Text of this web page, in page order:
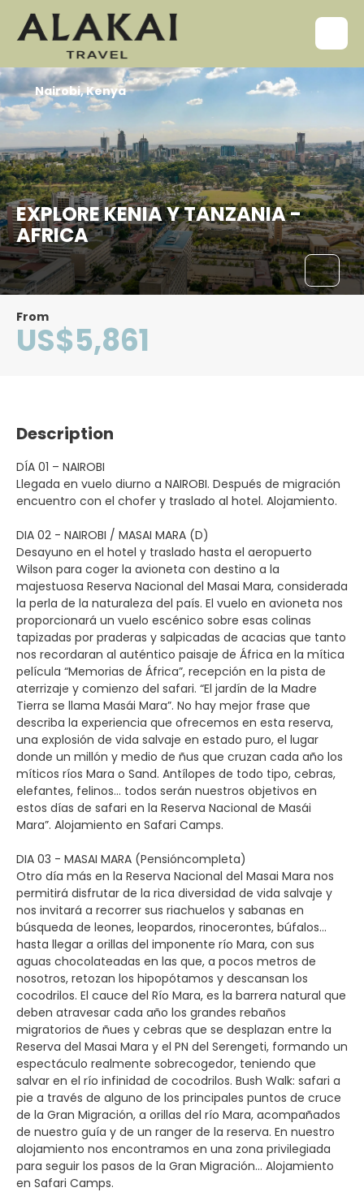
EXPLORE KENIA Y TANZANIA -
AFRICA
Nairobi, Kenya
From
US$5,861
Description
DÍA 01 – NAIROBI
Llegada en vuelo diurno a NAIROBI. Después de migración
encuentro con el chofer y traslado al hotel. Alojamiento.
DIA 02 - NAIROBI / MASAI MARA (D)
Desayuno en el hotel y traslado hasta el aeropuerto
Wilson para coger la avioneta con destino a la
majestuosa Reserva Nacional del Masai Mara, considerada
la perla de la naturaleza del país. El vuelo en avioneta nos
proporcionará un vuelo escénico sobre esas colinas
tapizadas por praderas y salpicadas de acacias que tanto
nos recordaran al auténtico paisaje de África en la mítica
película “Memorias de África”, recepción en la pista de
aterrizaje y comienzo del safari. “El jardín de la Madre
Tierra se llama Masái Mara”. No hay mejor frase que
describa la experiencia que ofrecemos en esta reserva,
una explosión de vida salvaje en estado puro, el lugar
donde un millón y medio de ñus que cruzan cada año los
míticos ríos Mara o Sand. Antílopes de todo tipo, cebras,
elefantes, felinos… todos serán nuestros objetivos en
estos días de safari en la Reserva Nacional de Masái
Mara”. Alojamiento en Safari Camps.
DIA 03 - MASAI MARA (Pensióncompleta)
Otro día más en la Reserva Nacional del Masai Mara nos
permitirá disfrutar de la rica diversidad de vida salvaje y
nos invitará a recorrer sus riachuelos y sabanas en
búsqueda de leones, leopardos, rinocerontes, búfalos...
hasta llegar a orillas del imponente río Mara, con sus
aguas chocolateadas en las que, a pocos metros de
nosotros, retozan los hipopótamos y descansan los
cocodrilos. El cauce del Río Mara, es la barrera natural que
deben atravesar cada año los grandes rebaños
migratorios de ñues y cebras que se desplazan entre la
Reserva del Masai Mara y el PN del Serengeti, formando un
espectáculo realmente sobrecogedor, teniendo que
salvar en el río infinidad de cocodrilos. Bush Walk: safari a
pie a través de alguno de los principales puntos de cruce
de la Gran Migración, a orillas del río Mara, acompañados
de nuestro guía y de un ranger de la reserva. En nuestro
alojamiento nos encontramos en una zona privilegiada
para seguir los pasos de la Gran Migración… Alojamiento
en Safari Camps.